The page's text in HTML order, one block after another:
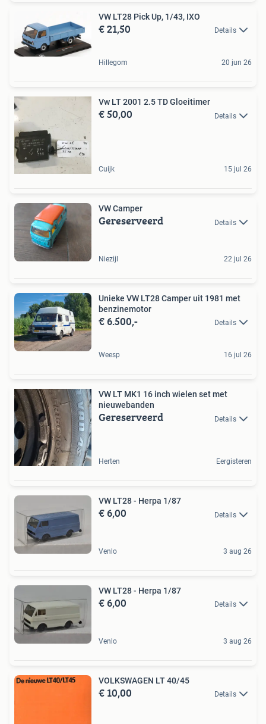
VW LT28 Pick Up, 1/43, IXO
€ 21,50 Details
Hillegom 20 jun 26
Vw LT 2001 2.5 TD Gloeitimer
€ 50,00 Details
Cuijk 15 jul 26
VW Camper
Gereserveerd Details
Niezijl 22 jul 26
Unieke VW LT28 Camper uit 1981 met
benzinemotor
€ 6.500,- Details
Weesp 16 jul 26
VW LT MK1 16 inch wielen set met
nieuwebanden
Gereserveerd Details
Herten Eergisteren
VW LT28 - Herpa 1/87
€ 6,00 Details
Venlo 3 aug 26
VW LT28 - Herpa 1/87
€ 6,00 Details
Venlo 3 aug 26
VOLKSWAGEN LT 40/45
€ 10,00 Details